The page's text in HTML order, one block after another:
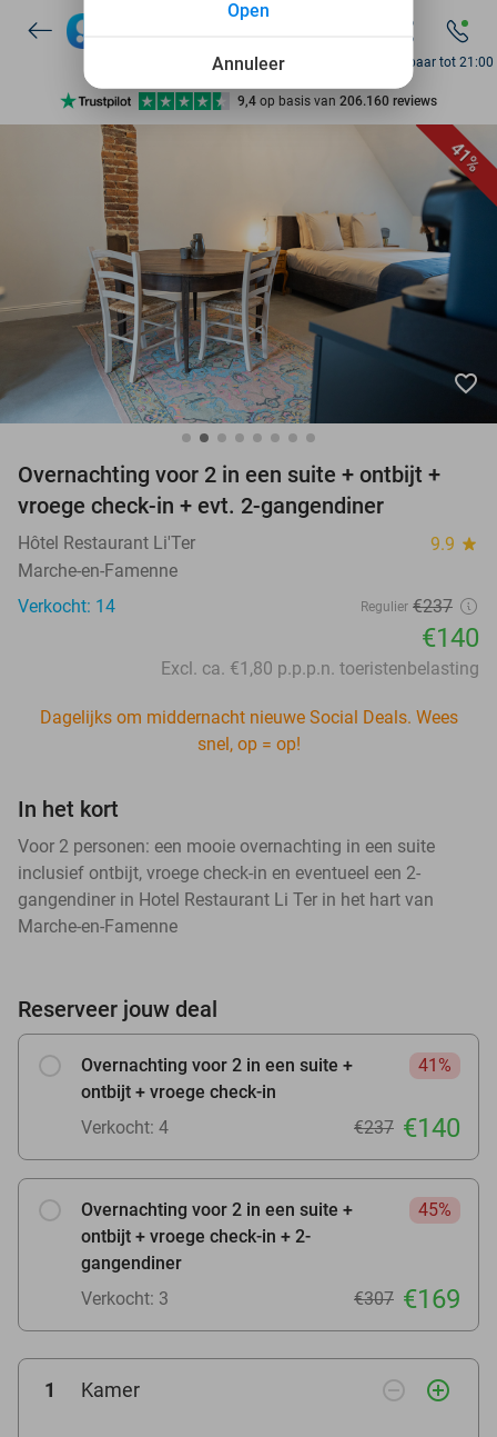
7 dagen per week beschikbaar
10+ miljoen leden
9,4 op basis van 206.160 reviews
10+ miljoen leden
Bereikbaar tot 21:00
41%
favorite_border
Overnachting voor 2 in een suite + ontbijt +
vroege check-in + evt. 2-gangendiner
Hôtel Restaurant Li'Ter 9.9 star
Marche-en-Famenne
Verkocht: 14
Regulier €237
€140
Excl. ca. €1,80 p.p.p.n. toeristenbelasting
Dagelijks om middernacht nieuwe Social Deals. Wees
snel, op = op!
In het kort
Voor 2 personen: een mooie overnachting in een suite
inclusief ontbijt, vroege check-in en eventueel een 2-
gangendiner in Hotel Restaurant Li Ter in het hart van
Marche-en-Famenne
Reserveer jouw deal
Overnachting voor 2 in een suite +
ontbijt + vroege check-in
41%
Verkocht: 4 €237 €140
Overnachting voor 2 in een suite +
ontbijt + vroege check-in + 2-
gangendiner
45%
Verkocht: 3 €307 €169
1 Kamer remove_circle_outline add_circle_outline
Annuleer
Open